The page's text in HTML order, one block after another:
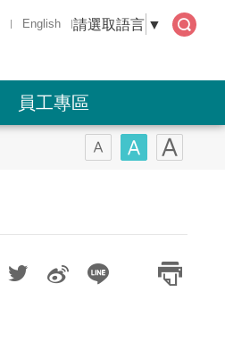
English 請選取語言 ▼
員工專區